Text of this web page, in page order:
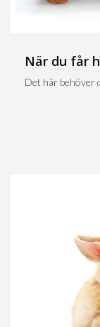
När du får
Det här behöver